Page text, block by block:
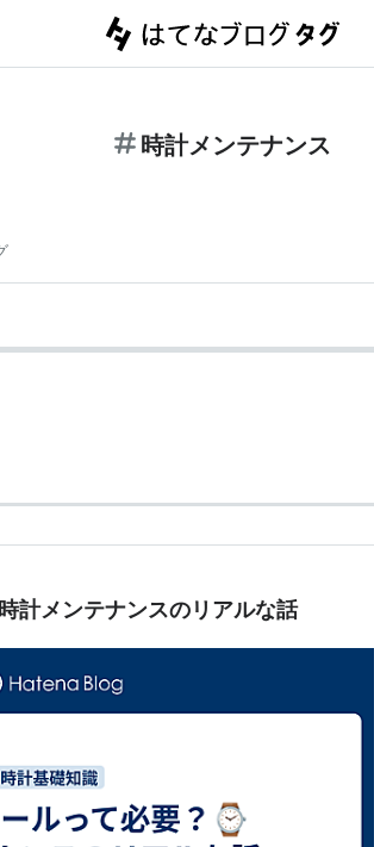
時計メンテナンス
計メンテナンスのリアルな話